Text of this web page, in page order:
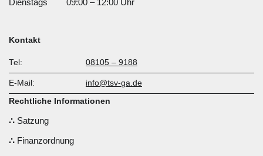
Dienstags 09:00 – 12:00 Uhr
Kontakt
Tel: 08105 – 9188
E-Mail: info@tsv-ga.de
Rechtliche Informationen
Satzung
Finanzordnung